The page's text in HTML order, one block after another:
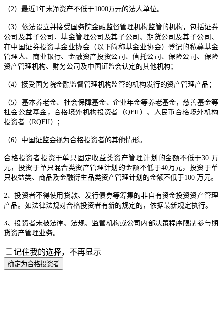
（2）最近1年末净资产不低于1000万元的法人单位。
（3）依法设立并接受国务院金融监督管理机构监管的机构，包括证券
公司及其子公司、基金管理公司及其子公司、期货公司及其子公司、
在中国证券投资基金业协会（以下简称基金业协会）登记的私募基金
管理人、商业银行、金融资产投资公司、信托公司、保险公司、保险
资产管理机构、财务公司及中国证监会认定的其他机构；
（4）接受国务院金融监督管理机构监管的机构发行的资产管理产品；
（5）基本养老金、社会保障基金、企业年金等养老基金，慈善基金等
社会公益基金，合格境外机构投资者（QFII）、人民币合格境外机构
投资者（RQFII）；
（6）中国证监会视为合格投资者的其他情形。
合格投资者投资于单只固定收益类资产管理计划的金额不低于30 万
元，投资于单只混合类资产管理计划的金额不低于40万元，投资于单
只权益类、商品及金融衍生品类资产管理计划的金额不低于100 万元。
2、投资者不得使用贷款、发行债券等筹集的非自有资金投资资产管理
产品。如法律法规对合格投资者有新的规定的，依据最新规定执行。
3、投资者未被法律、法规、监管机构或公司内部决策程序限制参与期
货资产管理业务。
记住我的选择，不再显示
确定为合格投资者